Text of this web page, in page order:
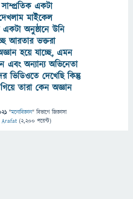
একটা
মাইকেল
অনুষ্ঠানে উনি
আরতার ভক্তরা
হয়ে যাচ্ছে, এমন
এবং অন্যান্য অভিনেতা
ভিডিওতে দেখেছি কিন্তু
তারা কেন অজ্ঞান
"মনোবিজ্ঞান" বিভাগে জিজ্ঞাসা
(2,200 পয়েন্ট)